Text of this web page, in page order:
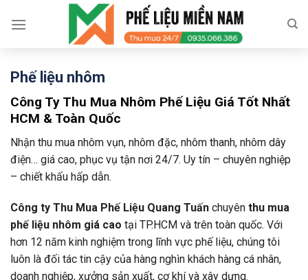
Phế liệu nhôm
Công Ty Thu Mua Nhôm Phế Liệu Giá Tốt Nhất
HCM & Toàn Quốc
Nhận thu mua nhôm vụn, nhôm đặc, nhôm thanh, nhôm dây
điện… giá cao, phục vụ tận nơi 24/7. Uy tín – chuyên nghiệp
– chiết khấu hấp dẫn.
Công ty Thu Mua Phế Liệu Quang Tuấn chuyên thu mua
phế liệu nhôm giá cao tại TP.HCM và trên toàn quốc. Với
hơn 12 năm kinh nghiệm trong lĩnh vực phế liệu, chúng tôi
luôn là đối tác tin cậy của hàng nghìn khách hàng cá nhân,
doanh nghiệp, xưởng sản xuất, cơ khí và xây dựng.